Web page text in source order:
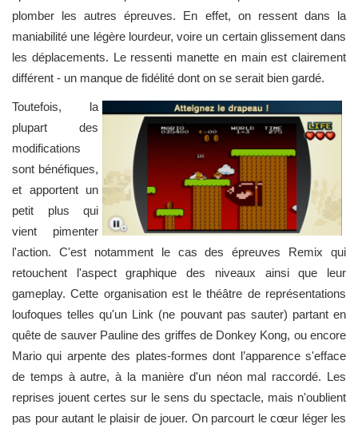
plomber les autres épreuves. En effet, on ressent dans la
maniabilité une légère lourdeur, voire un certain glissement dans
les déplacements. Le ressenti manette en main est clairement
différent - un manque de fidélité dont on se serait bien gardé.
Toutefois, la
plupart des
modifications
sont bénéfiques,
et apportent un
petit plus qui
vient pimenter
l'action. C'est notamment le cas des épreuves Remix qui
retouchent l'aspect graphique des niveaux ainsi que leur
gameplay. Cette organisation est le théâtre de représentations
loufoques telles qu'un Link (ne pouvant pas sauter) partant en
quête de sauver Pauline des griffes de Donkey Kong, ou encore
Mario qui arpente des plates-formes dont l’apparence s'efface
de temps à autre, à la manière d'un néon mal raccordé. Les
reprises jouent certes sur le sens du spectacle, mais n'oublient
pas pour autant le plaisir de jouer. On parcourt le cœur léger les